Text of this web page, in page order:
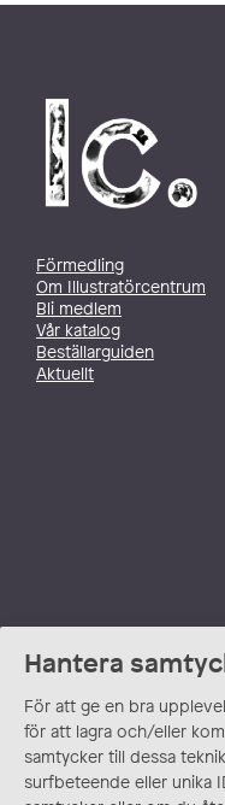
Hantera
För att ge en bra
för att lagra och/eller
samtycker till dessa
surfbeteende eller unika
Förmedling
Om Illustratörcentrum
Bli medlem
Vår katalog
Beställarguiden
Aktuellt